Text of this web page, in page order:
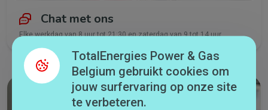
Chat met ons
Elke werkdag van 8 uur tot 21:30 en zaterdag van 9 tot 14 uur.
TotalEnergies Power & Gas
Belgium gebruikt cookies om
jouw surfervaring op onze site
te verbeteren.